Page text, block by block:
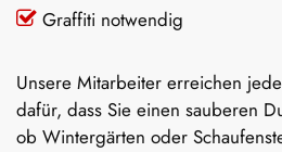
Graffiti notwendig
Unsere Mitarbeiter erreichen
dafür, dass Sie einen sauberen
ob Wintergärten oder